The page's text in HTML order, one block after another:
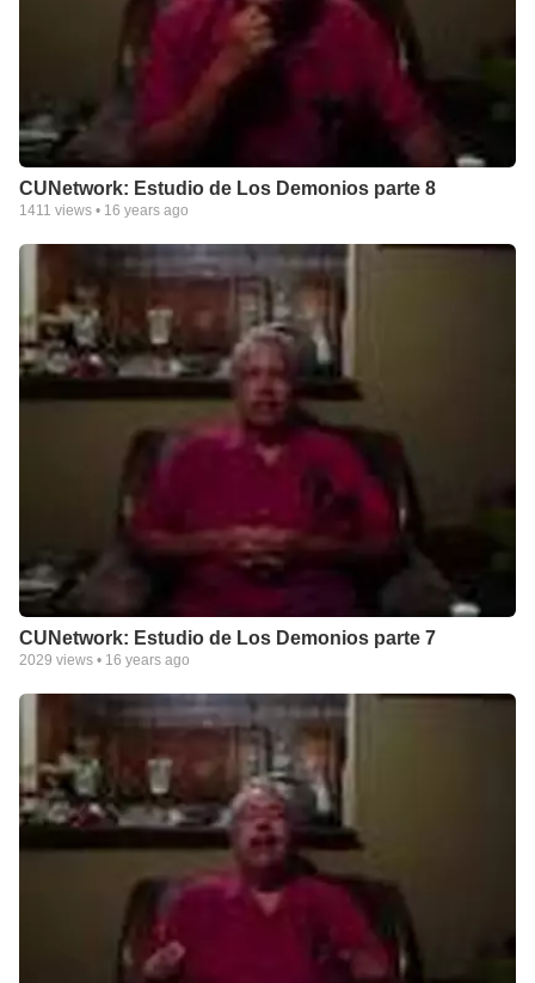
CUNetwork: Estudio de Los Demonios parte 8
1411 views • 16 years ago
CUNetwork: Estudio de Los Demonios parte 7
2029 views • 16 years ago